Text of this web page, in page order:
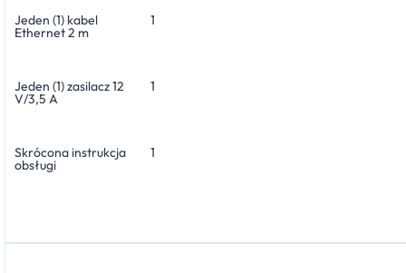
Jeden (1) kabel
Ethernet 2 m
1
Jeden (1) zasilacz 12
V/3,5 A
1
Skrócona instrukcja
obsługi
1